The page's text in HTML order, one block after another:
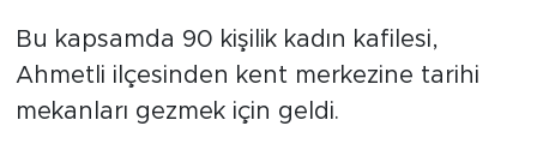
Bu kapsamda 90 kişilik kadın kafilesi,
Ahmetli ilçesinden kent merkezine tarihi
mekanları gezmek için geldi.